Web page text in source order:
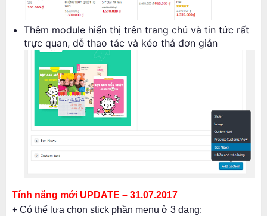
Thêm module hiển thị trên trang chủ và tin tức rất
trực quan, dễ thao tác và kéo thả đơn giản
Tính năng mới UPDATE – 31.07.2017
+ Có thể lựa chọn stick phần menu ở 3 dạng: